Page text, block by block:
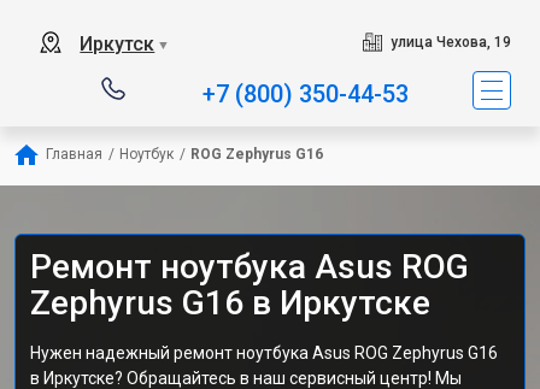
Иркутск ▼ улица Чехова, 19
+7 (800) 350-44-53
Главная / Ноутбук / ROG Zephyrus G16
Ремонт ноутбука Asus ROG
Zephyrus G16 в Иркутске
Нужен надежный ремонт ноутбука Asus ROG Zephyrus G16
в Иркутске? Обращайтесь в наш сервисный центр! Мы